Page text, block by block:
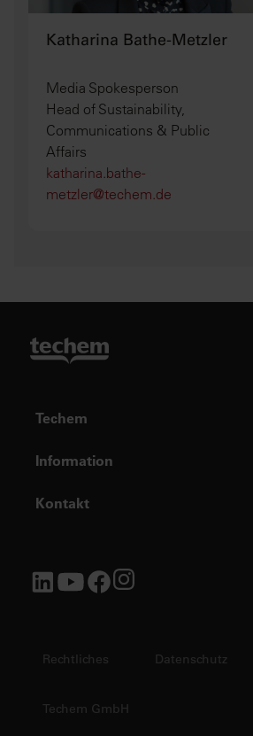
Katharina Bathe-Metzler
Media Spokesperson
Head of Sustainability,
Communications & Public
Affairs
katharina.bathe-
metzler@techem.de
Techem
Information
Kontakt
Rechtliches Datenschutz
Techem GmbH